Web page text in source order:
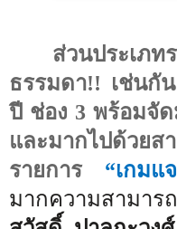
ส่วนประเภท
ธรรมดา!! เช่นกั
ปี ช่อง 3 พร้อมจั
และมากไปด้วย
รายการ “เกมแ
มากความสามารถ